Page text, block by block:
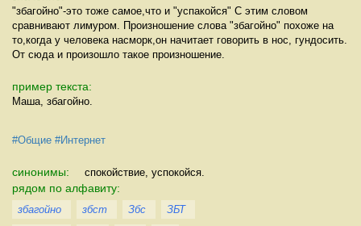
"збагойно"-это тоже самое,что и "успакойся" С этим словом
сравнивают лимуром. Произношение слова "збагойно" похоже на
то,когда у человека насморк,он начитает говорить в нос, гундосить.
От сюда и произошло такое произношение.
пример текста:
Маша, збагойно.
#Общие #Интернет
синонимы: спокойствие, успокойся.
рядом по алфавиту:
збагойно збст Збс
ЗБТ